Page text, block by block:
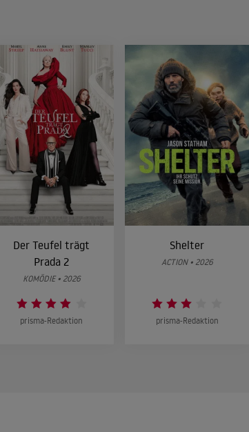
Der Teufel trägt
Prada 2
KOMÖDIE • 2026
prisma-Redaktion
Shelter
ACTION • 2026
prisma-Redaktion